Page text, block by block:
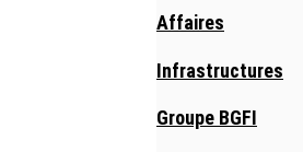
Affaires
Infrastructures
Groupe BGFI